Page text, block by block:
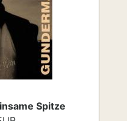
Spitze